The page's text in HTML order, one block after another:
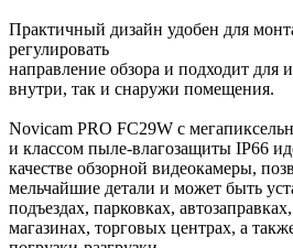
Практичный дизайн удобен для
регулировать
направление обзора и подходит для
внутри, так и снаружи помещения.
Novicam PRO FC29W с
и классом пыле-влагозащиты IP66
качестве обзорной видеокамеры,
мельчайшие детали и может быть
подъездах, парковках,
магазинах, торговых центрах, а